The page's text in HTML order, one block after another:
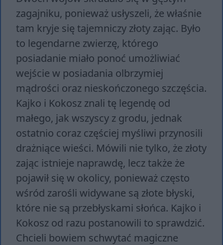
zagajniku, ponieważ usłyszeli, że właśnie
tam kryje się tajemniczy złoty zając. Było
to legendarne zwierzę, którego
posiadanie miało ponoć umożliwiać
wejście w posiadania olbrzymiej
mądrości oraz nieskończonego szczęścia.
Kajko i Kokosz znali tę legendę od
małego, jak wszyscy z grodu, jednak
ostatnio coraz częściej myśliwi przynosili
drażniące wieści. Mówili nie tylko, że złoty
zając istnieje naprawdę, lecz także że
pojawił się w okolicy, ponieważ często
wśród zarośli widywane są złote błyski,
które nie są przebłyskami słońca. Kajko i
Kokosz od razu postanowili to sprawdzić.
Chcieli bowiem schwytać magiczne